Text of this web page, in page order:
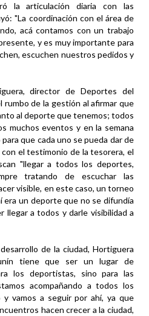
la articulación diaria con las
"La coordinación con el área de
acá contamos con un trabajo
y es muy importante para
escuchen nuestros pedidos y
director de Deportes del
de la gestión al afirmar que
al deporte que tenemos; todos
muchos eventos y en la semana
que cada uno se pueda dar de
con el testimonio de la tesorera, el
"llegar a todos los deportes,
tratando de escuchar las
visible, en este caso, un torneo
era un deporte que no se difundía
llegar a todos y darle visibilidad a
de la ciudad, Hortiguera
tiene que ser un lugar de
los deportistas, sino para las
acompañando a todos los
vamos a seguir por ahí, ya que
hacen crecer a la ciudad,